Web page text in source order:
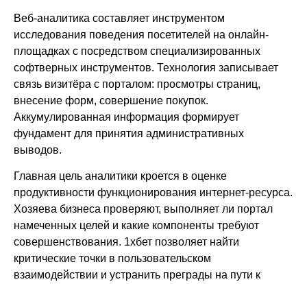
Веб-аналитика составляет инструментом
исследования поведения посетителей на онлайн-
площадках с посредством специализированных
софтверных инструментов. Технология записывает
связь визитёра с порталом: просмотры страниц,
внесение форм, совершение покупок.
Аккумулированная информация формирует
фундамент для принятия административных
выводов.
Главная цель аналитики кроется в оценке
продуктивности функционирования интернет-ресурса.
Хозяева бизнеса проверяют, выполняет ли портал
намеченных целей и какие компоненты требуют
совершенствования. 1хбет позволяет найти
критические точки в пользовательском
взаимодействии и устранить преграды на пути к